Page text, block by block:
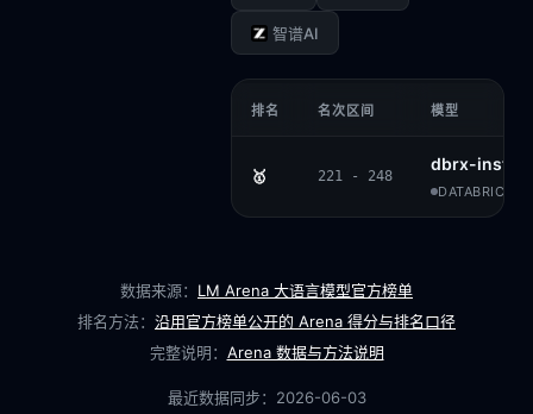
智谱AI
排名 名次区间 模型
🥇 221 - 248
dbrx-
DATABRICKS
数据来源： LM Arena 大语言模型官方榜单
排名方法： 沿用官方榜单公开的 Arena 得分与排名口径
完整说明： Arena 数据与方法说明
最近数据同步： 2026-06-03